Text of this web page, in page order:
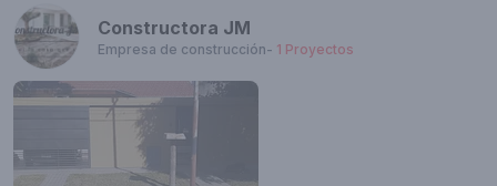
Constructora JM
Empresa de construcción- 1 Proyectos